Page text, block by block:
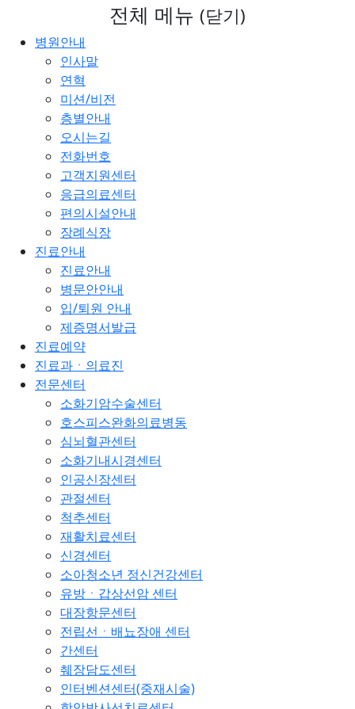
전체 메뉴 (닫기)
병원안내
인사말
연혁
미션/비전
층별안내
오시는길
전화번호
고객지원센터
응급의료센터
편의시설안내
장례식장
진료안내
진료안내
병문안안내
입/퇴원 안내
제증명서발급
진료예약
진료과ㆍ의료진
전문센터
소화기암수술센터
호스피스완화의료병동
심뇌혈관센터
소화기내시경센터
인공신장센터
관절센터
척추센터
재활치료센터
신경센터
소아청소년 정신건강센터
유방ㆍ갑상선암 센터
대장항문센터
전립선ㆍ배뇨장애 센터
간센터
췌장담도센터
인터벤션센터(중재시술)